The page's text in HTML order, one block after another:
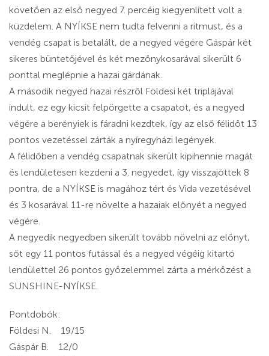
követően az első negyed 7. percéig kiegyenlített volt a
küzdelem. A NYÍKSE nem tudta felvenni a ritmust, és a
vendég csapat is betalált, de a negyed végére Gáspár két
sikeres büntetőjével és két mezőnykosarával sikerült 6
ponttal meglépnie a hazai gárdának.
A második negyed hazai részről Földesi két triplájával
indult, ez egy kicsit felpörgette a csapatot, és a negyed
végére a berényiek is fáradni kezdtek, így az első félidőt 13
pontos vezetéssel zárták a nyíregyházi legények.
A félidőben a vendég csapatnak sikerült kipihennie magát
és lendületesen kezdeni a 3. negyedet, így visszajöttek 8
pontra, de a NYÍKSE is magához tért és Vida vezetésével
és 3 kosarával 11-re növelte a hazaiak előnyét a negyed
végére.
A negyedik negyedben sikerült tovább növelni az előnyt,
sőt egy 11 pontos futással és a negyed végéig kitartó
lendülettel 26 pontos győzelemmel zárta a mérkőzést a
SUNSHINE-NYÍKSE.
Pontdobók:
Földesi N. 19/15
Gáspár B. 12/0